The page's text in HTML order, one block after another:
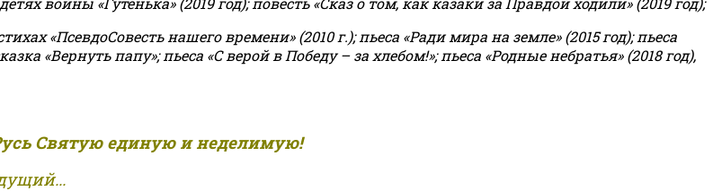
«ПсевдоСовесть нашего времени» (2010 г.); пьеса «Ради мира на земле» (2015 год); пьеса
«Вернуть папу»; пьеса «С верой в Победу – за хлебом!»;пьеса «Родные небратья» (2018 год),
Святую единую и неделимую!